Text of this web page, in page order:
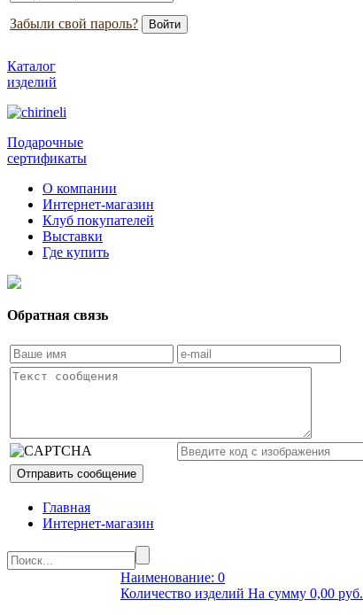
Забыли свой пароль?
Каталог
изделий
Подарочные
сертификаты
О компании
Интернет-магазин
Клуб покупателей
Выставки
Где купить
Обратная связь
Главная
Интернет-магазин
Наименование: 0
Количество изделий На сумму 0,00 руб.